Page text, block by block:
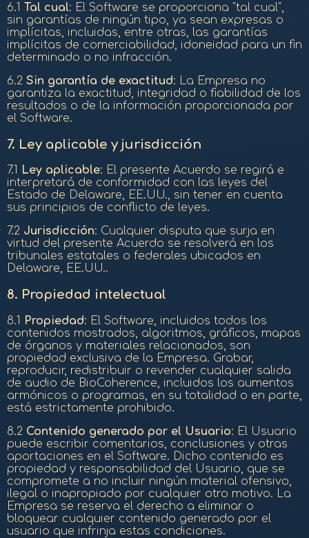
6.1 Tal cual: El Software se proporciona "tal cual",
sin garantías de ningún tipo, ya sean expresas o
implícitas, incluidas, entre otras, las garantías
implícitas de comerciabilidad, idoneidad para un fin
determinado o no infracción.
6.2 Sin garantía de exactitud: La Empresa no
garantiza la exactitud, integridad o fiabilidad de los
resultados o de la información proporcionada por
el Software.
7. Ley aplicable y jurisdicción
7.1 Ley aplicable: El presente Acuerdo se regirá e
interpretará de conformidad con las leyes del
Estado de Delaware, EE.UU., sin tener en cuenta
sus principios de conflicto de leyes.
7.2 Jurisdicción: Cualquier disputa que surja en
virtud del presente Acuerdo se resolverá en los
tribunales estatales o federales ubicados en
Delaware, EE.UU..
8. Propiedad intelectual
8.1 Propiedad: El Software, incluidos todos los
contenidos mostrados, algoritmos, gráficos, mapas
de órganos y materiales relacionados, son
propiedad exclusiva de la Empresa. Grabar,
reproducir, redistribuir o revender cualquier salida
de audio de BioCoherence, incluidos los aumentos
armónicos o programas, en su totalidad o en parte,
está estrictamente prohibido.
8.2 Contenido generado por el Usuario: El Usuario
puede escribir comentarios, conclusiones y otras
aportaciones en el Software. Dicho contenido es
propiedad y responsabilidad del Usuario, que se
compromete a no incluir ningún material ofensivo,
ilegal o inapropiado por cualquier otro motivo. La
Empresa se reserva el derecho a eliminar o
bloquear cualquier contenido generado por el
usuario que infrinja estas condiciones.